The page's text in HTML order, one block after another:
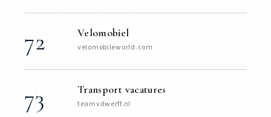
72 Velomobiel
velomobileworld.com
73 Transport vacatures
teamvdwerff.nl